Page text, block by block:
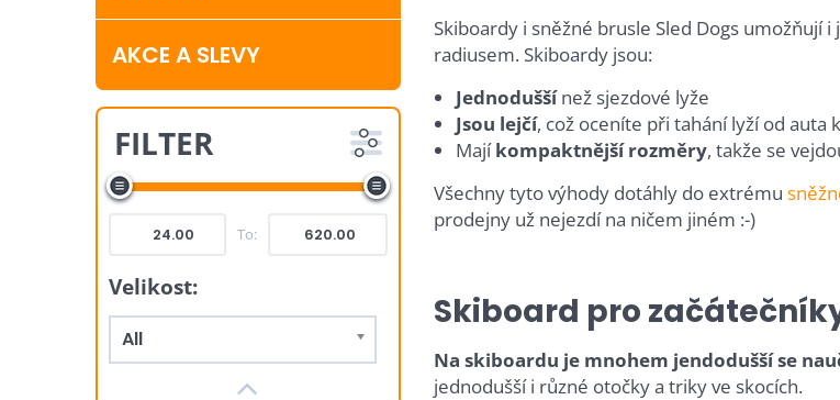
AKCE A SLEVY
FILTER
To:
Velikost:
All
Skiboardy i sněžné brusle Sled Dogs umožňují
radiusem. Skiboardy jsou:
Jednoduššínež sjezdové lyže
Jsou lejčí, což oceníte při tahání lyží od auta
Majíkompaktnější rozměry, takže se
Všechny tyto výhody dotáhly do extrému
prodejny už nejezdí na ničem jiném :-)
Skiboard pro
Na skiboardu je mnohem jendodušší se
jednodušší i různé otočky a triky ve skocích.